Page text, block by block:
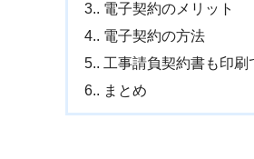
3. 電子契約のメリット
4. 電子契約の方法
5. 工事請負契約書も印
6.
まとめ